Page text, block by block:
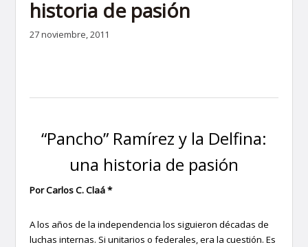
historia de pasión
27 noviembre, 2011
“Pancho” Ramírez y la Delfina:
una historia de pasión
Por Carlos C. Claá *
A los años de la independencia los siguieron décadas de
luchas internas. Si unitarios o federales, era la cuestión. Es